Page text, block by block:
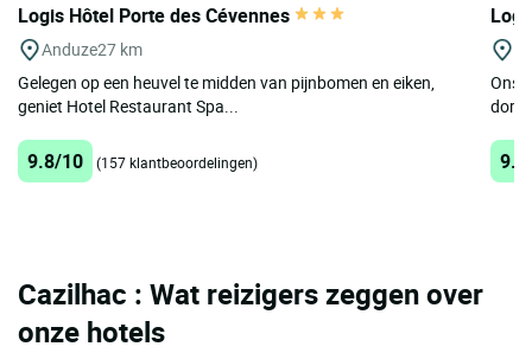
Logis Hôtel Porte des Cévennes
Anduze27 km
Gelegen op een heuvel te midden van pijnbomen en eiken,
geniet Hotel Restaurant Spa...
9.8/10 (157 klantbeoordelingen)
Ons
Cazilhac : Wat reizigers zeggen over
onze hotels